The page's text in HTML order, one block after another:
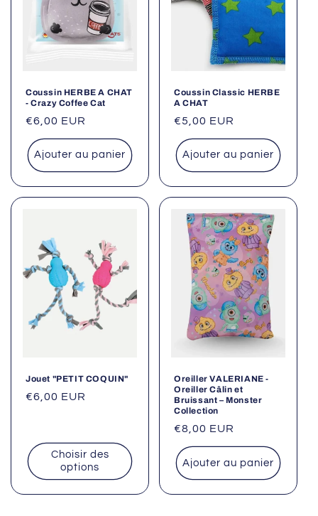
Coussin HERBE A CHAT
- Crazy Coffee Cat
Prix
habituel
€6,00 EUR
Ajouter au panier
Coussin Classic HERBE
A CHAT
Prix
habituel
€5,00 EUR
Ajouter au panier
Jouet "PETIT COQUIN"
Prix
€6,00 EUR
Choisir des
options
Oreiller VALERIANE -
Oreiller Câlin et
Bruissant – Monster
Collection
Prix
habituel
€8,00 EUR
Ajouter au panier